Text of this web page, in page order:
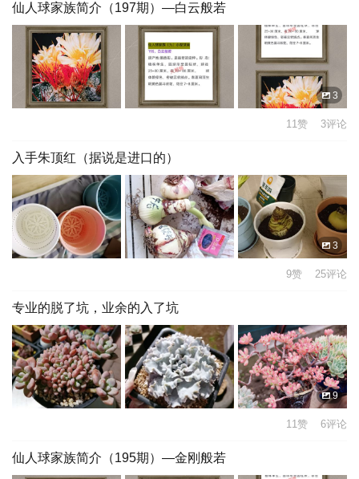
仙人球家族简介（197期）—白云般若
3
11赞 3评论
入手朱顶红（据说是进口的）
3
9赞 25评论
专业的脱了坑，业余的入了坑
9
11赞 6评论
仙人球家族简介（195期）—金刚般若